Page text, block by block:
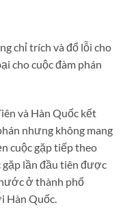
chỉ trích và đổ lỗi cho
cho cuộc đàm phán
và Hàn Quốc kết
nhưng không mang
cuộc gặp tiếp theo
lần đầu tiên được
ở thành phố
Hàn Quốc.